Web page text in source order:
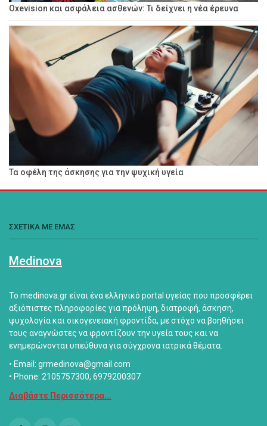
Oxevision και ασφάλεια ασθενών: Τι δείχνει η νέα έρευνα
Τα οφέλη της άσκησης για την ψυχική υγεία
ΣΧΕΤΙΚΑ ΜΕ ΕΜΑΣ
Medinova
Το medinova.gr είναι ένα ελληνικό portal υγείας που προσφέρει
αξιόπιστες πληροφορίες για πρόληψη, διατροφή, άσκηση,
ψυχολογία και οικογενειακή φροντίδα, με στόχο να βοηθήσει
τους αναγνώστες να φροντίζουν την υγεία τους και να
ενημερώνονται υπεύθυνα για σύγχρονα ιατρικά θέματα.
• Email: grmedinova@gmail.com
• Phone: 2105757300, 6979200307
Διαβάστε Περισσότερα...